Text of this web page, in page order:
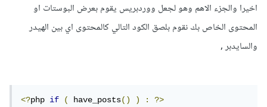
اخيرا والجزء الاهم وهو لجعل ووردبريس يقوم بعرض البوستات او
المحتوى الخاص بك نقوم بلصق الكود التالي كالمحتوى اي بين الهيدر
والسايدبر ,
<?php if ( have_posts() ) :
?>